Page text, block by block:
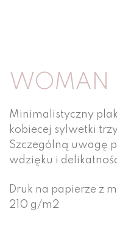
WOMAN
Minimalistyczny
kobiecej sylwetki
Szczególną uwagę
wdzięku i
Druk na papierze z
210 g/m2